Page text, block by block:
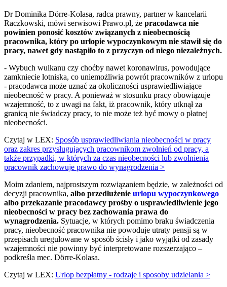
Dr Dominika Dörre-Kolasa, radca prawny, partner w kancelarii
Raczkowski, mówi serwisowi Prawo.pl, że pracodawca nie
powinien ponosić kosztów związanych z nieobecnością
pracownika, który po urlopie wypoczynkowym nie stawił się do
pracy, nawet gdy nastąpiło to z przyczyn od niego niezależnych.
- Wybuch wulkanu czy choćby nawet koronawirus, powodujące
zamkniecie lotniska, co uniemożliwia powrót pracowników z urlopu
- pracodawca może uznać za okoliczności usprawiedliwiające
nieobecność w pracy. A ponieważ w stosunku pracy obowiązuje
wzajemność, to z uwagi na fakt, iż pracownik, który utknął za
granicą nie świadczy pracy, to nie może też być mowy o płatnej
nieobecności.
Czytaj w LEX: Sposób usprawiedliwiania nieobecności w pracy
oraz zakres przysługujących pracownikom zwolnień od pracy, a
także przypadki, w których za czas nieobecności lub zwolnienia
pracownik zachowuje prawo do wynagrodzenia >
Moim zdaniem, najprostszym rozwiązaniem będzie, w zależności od
decyzji pracownika, albo przedłużenie urlopu wypoczynkowego
albo przekazanie pracodawcy prośby o usprawiedliwienie jego
nieobecności w pracy bez zachowania prawa do
wynagrodzenia. Sytuacje, w których pomimo braku świadczenia
pracy, nieobecność pracownika nie powoduje utraty pensji są w
przepisach uregulowane w sposób ścisły i jako wyjątki od zasady
wzajemności nie powinny być interpretowane rozszerzająco –
podkreśla mec. Dörre-Kolasa.
Czytaj w LEX: Urlop bezpłatny - rodzaje i sposoby udzielania >